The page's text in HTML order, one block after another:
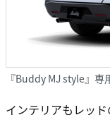
『Buddy MJ style』専
インテリアもレッ